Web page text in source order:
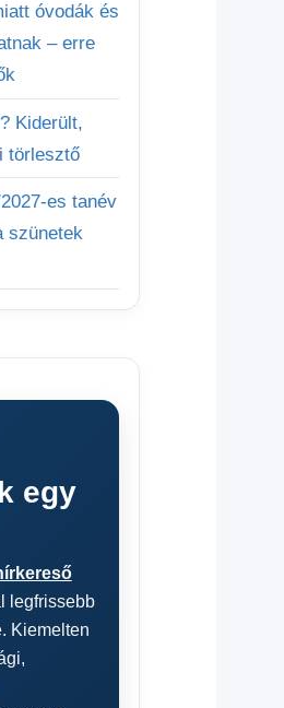
óvodák és
– erre
Kiderült,
törlesztő
es tanév
szünetek
egy
legfrissebb
Kiemelten